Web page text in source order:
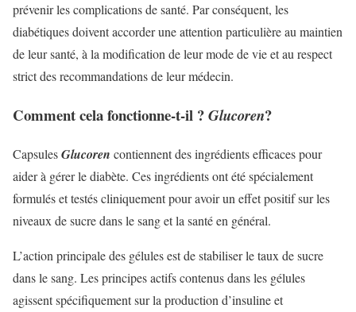
prévenir les complications de santé. Par conséquent, les
diabétiques doivent accorder une attention particulière au maintien
de leur santé, à la modification de leur mode de vie et au respect
strict des recommandations de leur médecin.
Comment cela fonctionne-t-il ?Glucoren?
CapsulesGlucoren contiennent des ingrédients efficaces pour
aider à gérer le diabète. Ces ingrédients ont été spécialement
formulés et testés cliniquement pour avoir un effet positif sur les
niveaux de sucre dans le sang et la santé en général.
L’action principale des gélules est de stabiliser le taux de sucre
dans le sang. Les principes actifs contenus dans les gélules
agissent spécifiquement sur la production d’insuline et